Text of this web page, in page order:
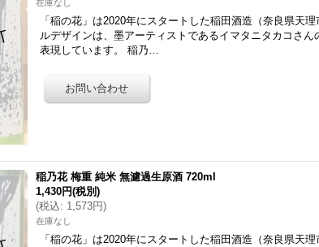
在庫なし
「稲の花」は2020年にスタートした稲田酒造（奈良県天
ルデザインは、墨アーティストであるイマタニタカコさ
表現しています。 稲乃…
稲乃花 梅重 純米 無濾過生原酒 720ml
1,430円(税別)
(税込: 1,573円)
在庫なし
「稲の花」は2020年にスタートした稲田酒造（奈良県天